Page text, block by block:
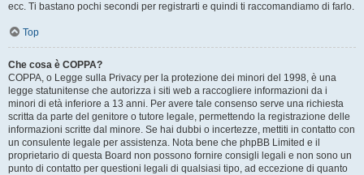
ecc. Ti bastano pochi secondi per registrarti e quindi ti raccomandiamo di farlo.
Top
Che cosa è COPPA?
COPPA, o Legge sulla Privacy per la protezione dei minori del 1998, è una
legge statunitense che autorizza i siti web a raccogliere informazioni da i
minori di età inferiore a 13 anni. Per avere tale consenso serve una richiesta
scritta da parte del genitore o tutore legale, permettendo la registrazione delle
informazioni scritte dal minore. Se hai dubbi o incertezze, mettiti in contatto con
un consulente legale per assistenza. Nota bene che phpBB Limited e il
proprietario di questa Board non possono fornire consigli legali e non sono un
punto di contatto per questioni legali di qualsiasi tipo, ad eccezione di quanto